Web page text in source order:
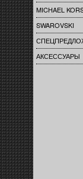
MICHAEL
SWAROVSKI
АКСЕССУАРЫ